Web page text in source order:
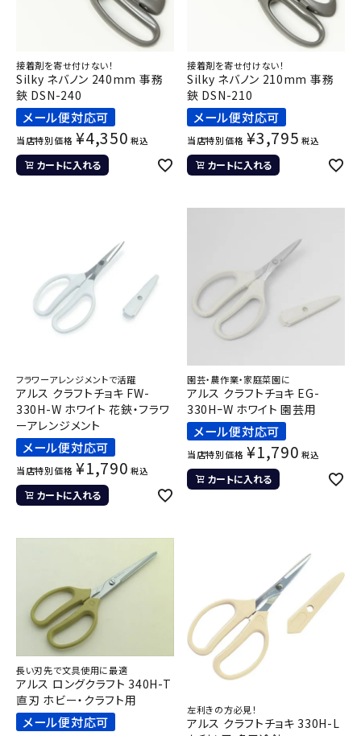
接着剤を寄せ付けない！
Silky ネバノン 240mm 事務
鋏 DSN-240
メール便対応可
当店特別価格 ¥4,350 税込
カートに入れる
接着剤を寄せ付けない！
Silky ネバノン 210mm 事務
鋏 DSN-210
メール便対応可
当店特別価格 ¥3,795 税込
カートに入れる
フラワーアレンジメントで活躍
アルス クラフトチョキ FW-
330H-W ホワイト 花鋏・フラワ
ーアレンジメント
メール便対応可
当店特別価格 ¥1,790 税込
カートに入れる
園芸・農作業・家庭菜園に
アルス クラフトチョキ EG-
330HｰW ホワイト 園芸用
メール便対応可
当店特別価格 ¥1,790 税込
カートに入れる
長い刃先で文具使用に最適
アルス ロングクラフト 340H-T
直刃 ホビー・クラフト用
メール便対応可
左利きの方必見！
アルス クラフトチョキ 330H-L